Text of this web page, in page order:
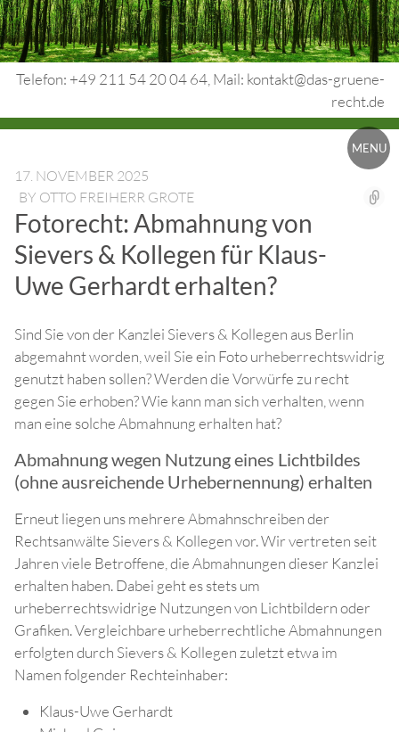
Skip
to
content
Telefon: +49 211 54 20 04 64, Mail: kontakt@das-gruene-
recht.de
Medienrecht.
gewerbl.
Rechtsschutz.
MENU
17. NOVEMBER 2025
BY OTTO FREIHERR GROTE
Fotorecht: Abmahnung von
Sievers & Kollegen für Klaus-
Uwe Gerhardt erhalten?
Sind Sie von der Kanzlei Sievers & Kollegen aus Berlin
abgemahnt worden, weil Sie ein Foto urheberrechtswidrig
genutzt haben sollen? Werden die Vorwürfe zu recht
gegen Sie erhoben? Wie kann man sich verhalten, wenn
man eine solche Abmahnung erhalten hat?
Abmahnung wegen Nutzung eines Lichtbildes
(ohne ausreichende Urhebernennung) erhalten
Erneut liegen uns mehrere Abmahnschreiben der
Rechtsanwälte Sievers & Kollegen vor. Wir vertreten seit
Jahren viele Betroffene, die Abmahnungen dieser Kanzlei
erhalten haben. Dabei geht es stets um
urheberrechtswidrige Nutzungen von Lichtbildern oder
Grafiken. Vergleichbare urheberrechtliche Abmahnungen
erfolgten durch Sievers & Kollegen zuletzt etwa im
Namen folgender Rechteinhaber:
Klaus-Uwe Gerhardt